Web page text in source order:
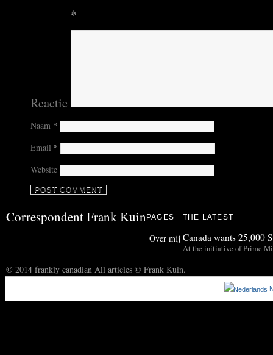
*
Reactie
Naam *
Email *
Website
Correspondent Frank KuinPAGES
Over mij
THE LATEST
Canada wants 25,000
At the initiative of Prime
© 2014 frankly canadian All articles © Frank Kuin.